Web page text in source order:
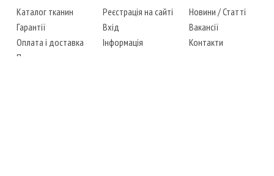
Каталог тканин
Гарантії
Оплата і доставка
Повернення товару
Реєстрація на сайті
Вхід
Інформація
Новини /Статті
Вакансії
Контакти